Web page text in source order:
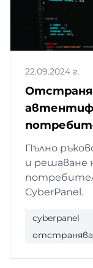
22.09.2024 г.
Пълно
и решаване
CyberPanel.
cyberpanel